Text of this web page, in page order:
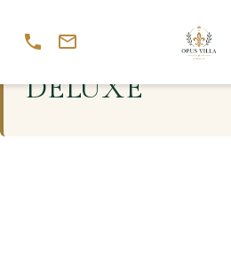
Dublă
DELUXE